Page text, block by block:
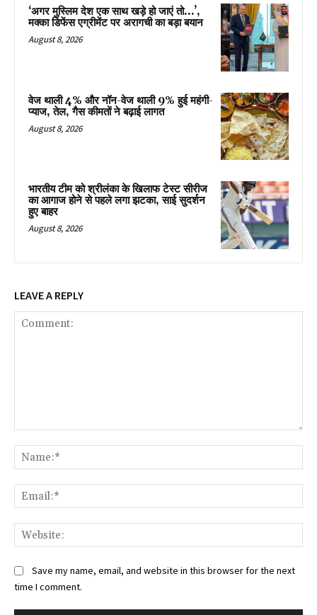
‘अगर मुस्लिम देश एक साथ खड़े हो जाएं तो…’,
मक्का डिफेंस एग्रीमेंट पर अरागची का बड़ा बयान
August 8, 2026
वेज थाली 4% और नॉन-वेज थाली 9% हुई महंगी-
प्याज, तेल, गैस कीमतों ने बढ़ाई लागत
August 8, 2026
भारतीय टीम को श्रीलंका के खिलाफ टेस्ट सीरीज
का आगाज होने से पहले लगा झटका, साई सुदर्शन
हुए बाहर
August 8, 2026
LEAVE A REPLY
Save my name, email, and website in this browser for the next
time I comment.